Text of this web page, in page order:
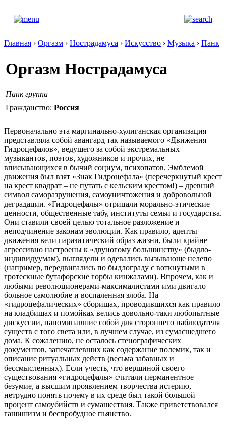
Главная › Оргазм › Нострадамуса › Искусство › Музыка › Панк
Оргазм Нострадамуса
Панк группа
Гражданство: Россия
Первоначально эта маргинально-хулиганская организация
представляла собой авангард так называемого «Движения
Гидроцефалов», ведущего за собой экстремальных
музыкантов, поэтов, художников и прочих, не
вписывающихся в бычий социум, психопатов. Эмблемой
движения был взят «Знак Гидроцефала» (перечеркнутый крест
на крест квадрат – не путать с кельским крестом!) – древний
символ саморазрушения, самоуничтожения и добровольной
деградации. «Гидроцефалы» отрицали морально-этические
ценности, общественные табу, институты семьи и государства.
Они ставили своей целью тотальное разложение и
неподчинение законам эволюции. Как правило, адепты
движения вели паразитический образ жизни, были крайне
агрессивно настроены к «двуногому большинству» (быдло-
индивидуумам), выглядели и одевались вызывающе нелепо
(например, передвигались по быдлограду с воткнутыми в
гротескные бутафорские горбы кинжалами). Впрочем, как и
любыми революционерами-максималистами ими двигало
больное самолюбие и воспаленная злоба. На
«гидроцефалических» сборищах, проводившихся как правило
на кладбищах и помойках велись довольно-таки любопытные
дискуссии, напоминавшие собой для стороннего наблюдателя
существ с того света или, в лучшем случае, из сумасшедшего
дома. К сожалению, не осталось стенографических
документов, запечатлевших как содержание полемик, так и
описание ритуальных действ (весьма забавных и
бессмысленных). Если учесть, что вершиной своего
существования «гидроцефалы» считали перманентное
безумие, а высшим проявлением творчества истерию,
нетрудно понять почему в их среде был такой большой
процент самоубийств и сумашествия. Также приветствовался
гашишизм и беспробудное пьянство.